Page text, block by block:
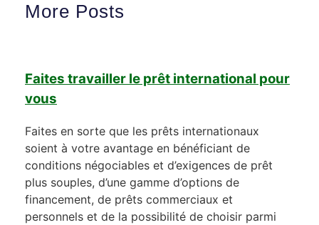
More Posts
Faites travailler le prêt international pour
vous
Faites en sorte que les prêts internationaux
soient à votre avantage en bénéficiant de
conditions négociables et d’exigences de prêt
plus souples, d’une gamme d’options de
financement, de prêts commerciaux et
personnels et de la possibilité de choisir parmi